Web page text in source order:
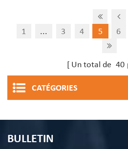
1 ... 3 4 5 6
Un total de 40
CATÉGORIES
BULLETIN